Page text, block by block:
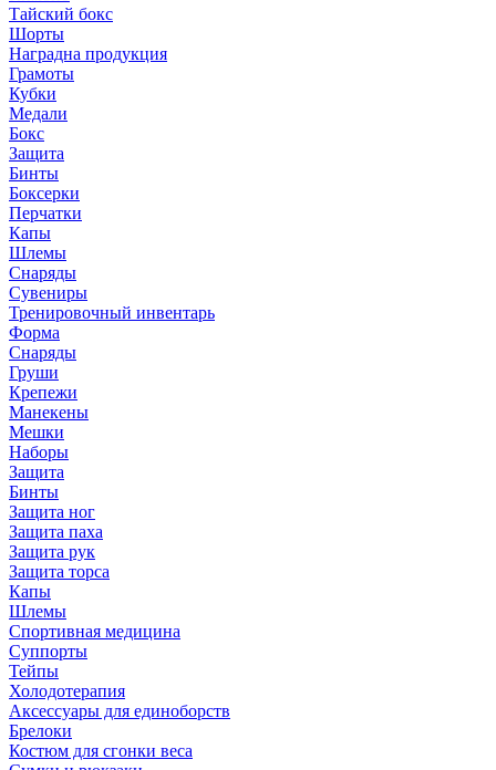
Тайский бокс
Шорты
Наградна продукция
Грамоты
Кубки
Медали
Бокс
Защита
Бинты
Боксерки
Перчатки
Капы
Шлемы
Снаряды
Сувениры
Тренировочный инвентарь
Форма
Снаряды
Груши
Крепежи
Манекены
Мешки
Наборы
Защита
Бинты
Защита ног
Защита паха
Защита рук
Защита торса
Капы
Шлемы
Спортивная медицина
Суппорты
Тейпы
Холодотерапия
Аксессуары для единоборств
Брелоки
Костюм для сгонки веса